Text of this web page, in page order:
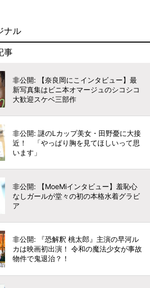
grazie
ナル
grazie
事
非公開: 【奈良岡にこインタビュー】最
新写真集はビニ本オマージュのシコシコ
大歓迎スケベ三部作
非公開: 謎のLカップ美女・田野憂に大接
近！ 「やっぱり胸を見てほしいって思
います」
非公開: 【MoeMiインタビュー】羞恥心
なしガールが堂々の初の本格水着グラビ
ア
非公開: 『恐解釈 桃太郎』主演の早河ル
カは映画初出演！ 令和の魔法少女が事故
物件で鬼退治？！